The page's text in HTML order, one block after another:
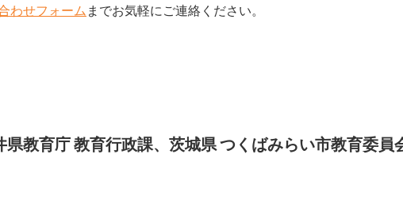
わせフォーム までお気軽にご連絡ください。
教育庁 教育行政課、茨城県 つくばみらい市教育委員